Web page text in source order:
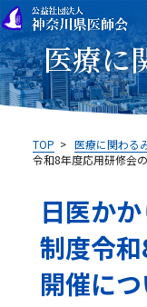
医療に
TOP >医療に関わる
令和8年度応用研修会
日医か
制度令
開催に